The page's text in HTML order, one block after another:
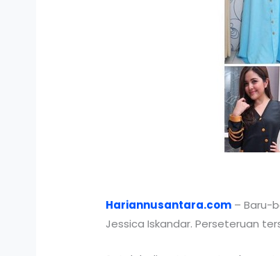
Hariannusantara.com – Baru-
Jessica Iskandar. Perseteruan